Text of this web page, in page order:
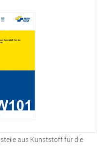
aus Kunststoff für die